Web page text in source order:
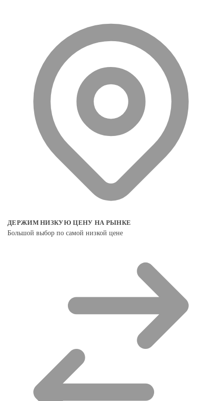
ДЕРЖИМ НИЗКУЮ ЦЕНУ НА РЫНКЕ
Большой выбор по самой низкой цене